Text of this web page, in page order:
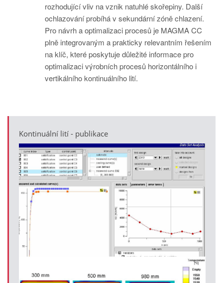
rozhodující vliv na vznik natuhlé skořepiny. Další
ochlazování probíhá v sekundární zóně chlazení.
Pro návrh a optimalizaci procesů je MAGMA CC
plně integrovaným a prakticky relevantním řešením
na klíč, které poskytuje důležité informace pro
optimalizaci výrobních procesů horizontálního i
vertikálního kontinuálního lití.
Kontinuální lití - publikace